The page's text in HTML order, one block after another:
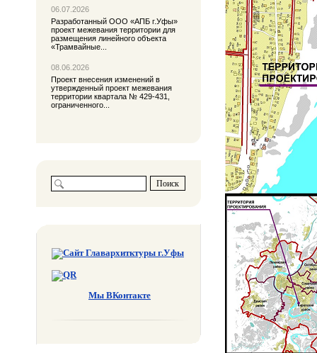
06.07.2026
Разработанный ООО «АПБ г.Уфы»
проект межевания территории для
размещения линейного объекта
«Трамвайные...
08.06.2026
Проект внесения изменений в
утвержденный проект межевания
территории квартала № 429-431,
ограниченного...
Мы ВКонтакте